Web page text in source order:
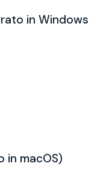
in Windows
in macOS)